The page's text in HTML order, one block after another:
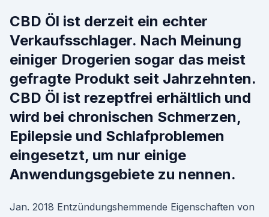
CBD Öl ist derzeit ein echter
Verkaufsschlager. Nach Meinung
einiger Drogerien sogar das meist
gefragte Produkt seit Jahrzehnten.
CBD Öl ist rezeptfrei erhältlich und
wird bei chronischen Schmerzen,
Epilepsie und Schlafproblemen
eingesetzt, um nur einige
Anwendungsgebiete zu nennen.
Jan. 2018 Entzündungshemmende Eigenschaften von